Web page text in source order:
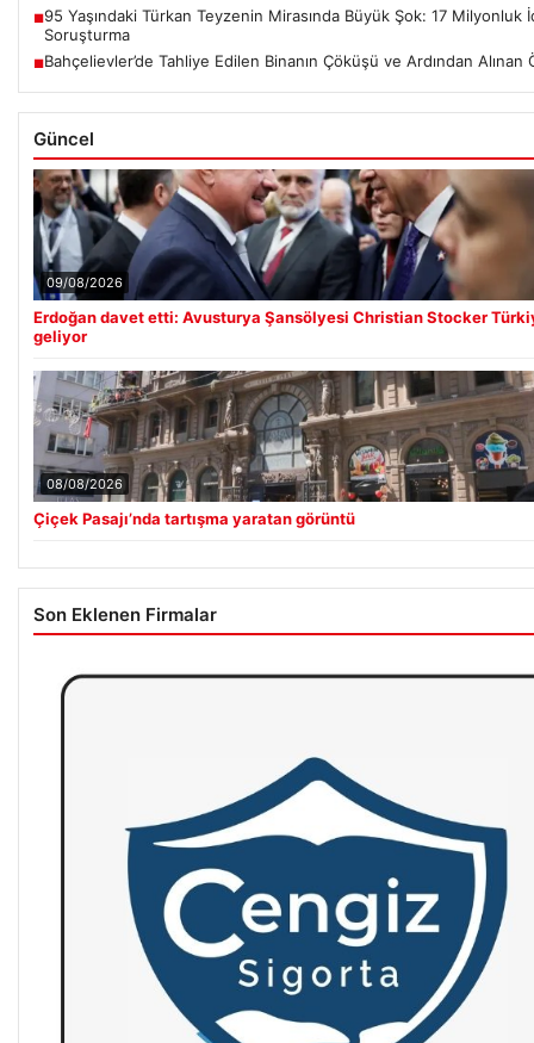
■95 Yaşındaki Türkan Teyzenin Mirasında Büyük Şok: 17 Milyonluk
Soruşturma
■Bahçelievler’de Tahliye Edilen Binanın Çöküşü ve Ardından Alınan
Güncel
09/08/2026
Erdoğan davet etti: Avusturya Şansölyesi Christian Stocker
geliyor
08/08/2026
Çiçek Pasajı’nda tartışma yaratan görüntü
Son Eklenen Firmalar